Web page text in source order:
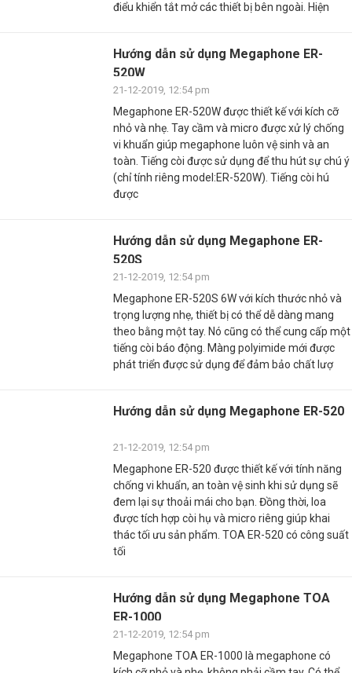
điểu khiển tắt mở các thiết bị bên ngoài. Hiện
Hướng dẫn sử dụng Megaphone ER-
520W
21-12-2019, 12:54 pm
Megaphone ER-520W được thiết kế với kích cỡ
nhỏ và nhẹ. Tay cầm và micro được xử lý chống
vi khuẩn giúp megaphone luôn vệ sinh và an
toàn. Tiếng còi được sử dụng để thu hút sự chú ý
(chỉ tính riêng model:ER-520W). Tiếng còi hú
được
Hướng dẫn sử dụng Megaphone ER-
520S
21-12-2019, 12:54 pm
Megaphone ER-520S 6W với kích thước nhỏ và
trọng lượng nhẹ, thiết bị có thể dễ dàng mang
theo bằng một tay. Nó cũng có thể cung cấp một
tiếng còi báo động. Màng polyimide mới được
phát triển được sử dụng để đảm bảo chất lượ
Hướng dẫn sử dụng Megaphone ER-520
21-12-2019, 12:54 pm
Megaphone ER-520 được thiết kế với tính năng
chống vi khuẩn, an toàn vệ sinh khi sử dụng sẽ
đem lại sự thoải mái cho bạn. Đồng thời, loa
được tích hợp còi hụ và micro riêng giúp khai
thác tối ưu sản phẩm. TOA ER-520 có công suất
tối
Hướng dẫn sử dụng Megaphone TOA
ER-1000
21-12-2019, 12:54 pm
Megaphone TOA ER-1000 là megaphone có